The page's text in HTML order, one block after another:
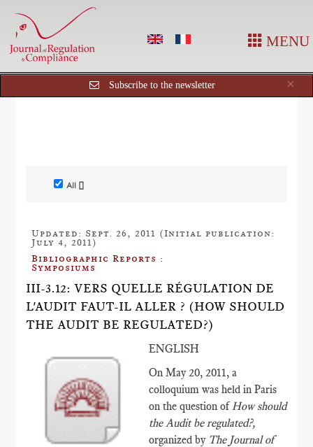
MENU
×
Subscribe to the newsletter
All []
Updated: Sept. 26, 2011 (Initial publication:
July 4, 2011)
Bibliographic Reports :
Symposiums
III-3.12: VERS QUELLE RÉGULATION DE
L'AUDIT FAUT-IL ALLER ? (HOW SHOULD
THE AUDIT BE REGULATED?)
ENGLISH
On May 20, 2011, a
colloquium was held in Paris
on the question ofHow should
the Audit be regulated?,
organized by The Journal of